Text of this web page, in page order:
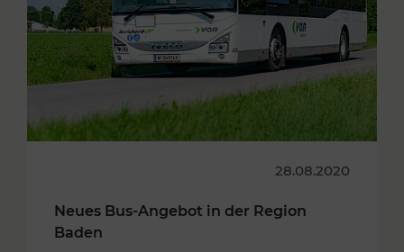
28.08.2020
Neues Bus-Angebot in der Region
Baden